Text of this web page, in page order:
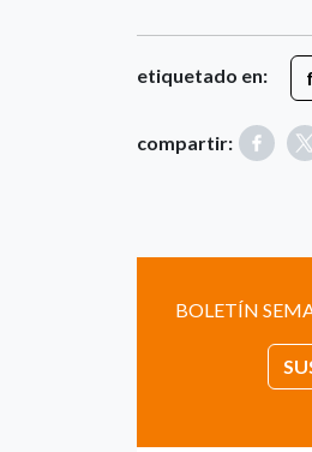
etiquetado en:
compartir:
BOLETÍN